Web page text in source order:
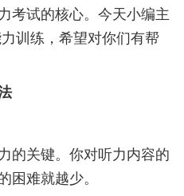
考试的核心。今天小编主
训练，希望对你们有帮
的关键。你对听力内容的
困难就越少。